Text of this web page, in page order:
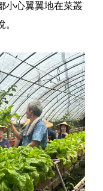
小心翼翼地在菜叢